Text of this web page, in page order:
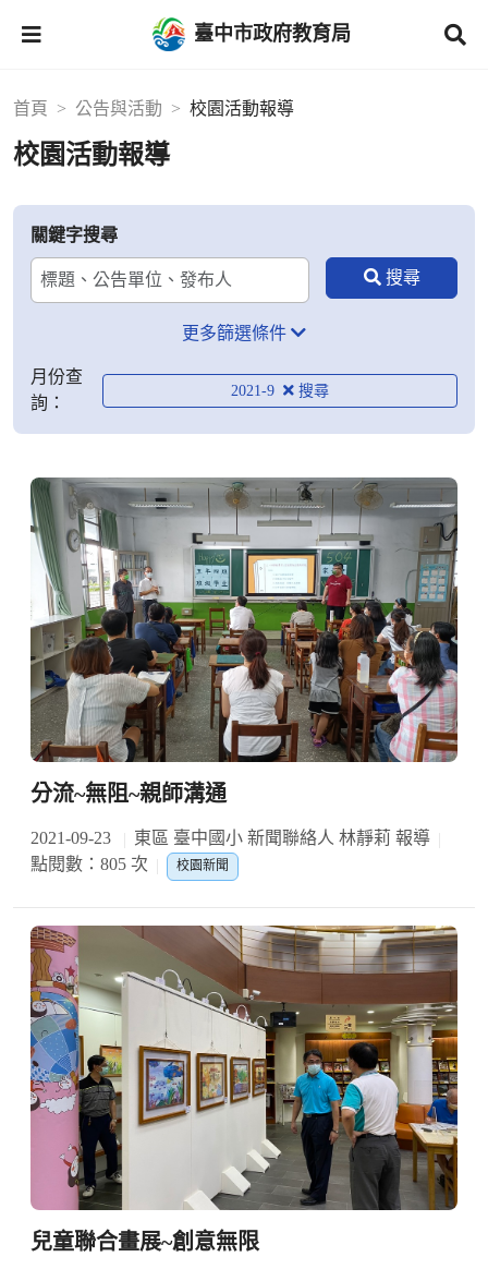
臺中市政府教育局
首頁 公告與活動 校園活動報導
校園活動報導
關鍵字搜尋
更多篩選條件
月份查
詢：
2021-9
分流~無阻~親師溝通
2021-09-23
東區 臺中國小 新聞聯絡人 林靜莉 報導
點閱數：805 次
校園新聞
兒童聯合畫展~創意無限